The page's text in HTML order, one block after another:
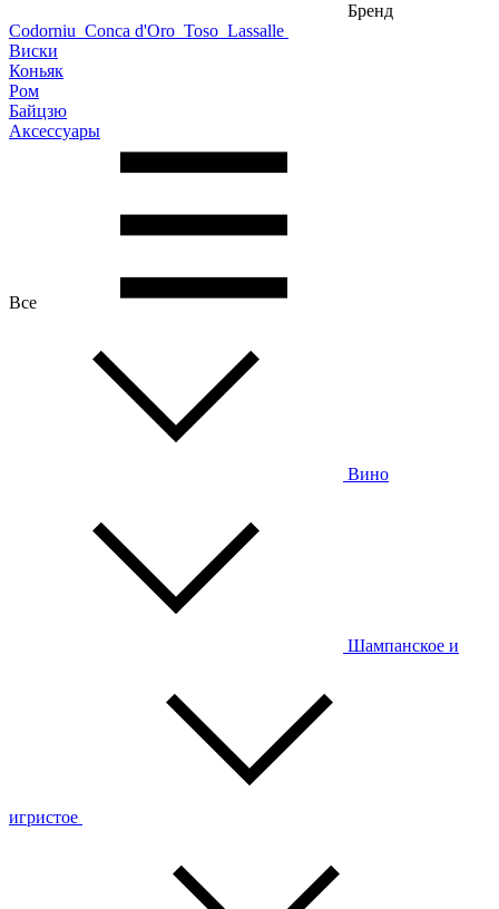
Бренд
Codorniu Conca d'Oro Toso Lassalle
Виски
Коньяк
Ром
Байцзю
Аксессуары
Все
Вино
Шампанское и
игристое